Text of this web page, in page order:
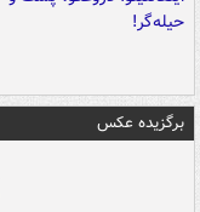
برگزیده عکس